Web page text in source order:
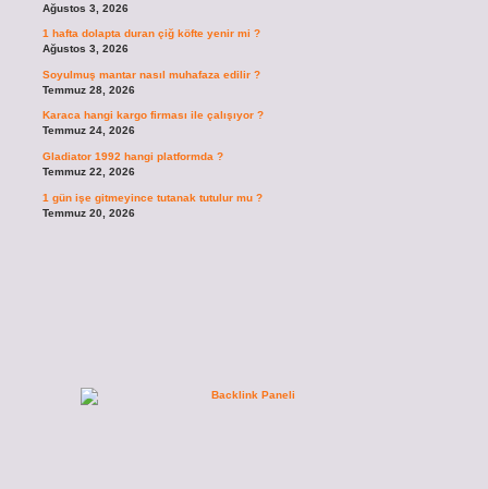
Ağustos 3, 2026
1 hafta dolapta duran çiğ köfte yenir mi ?
Ağustos 3, 2026
Soyulmuş mantar nasıl muhafaza edilir ?
Temmuz 28, 2026
Karaca hangi kargo firması ile çalışıyor ?
Temmuz 24, 2026
Gladiator 1992 hangi platformda ?
Temmuz 22, 2026
1 gün işe gitmeyince tutanak tutulur mu ?
Temmuz 20, 2026